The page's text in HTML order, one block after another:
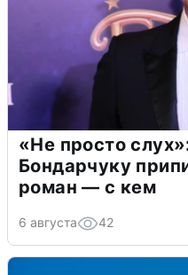
«Не просто
Бондарчуку
роман — с кем
6 августа 42